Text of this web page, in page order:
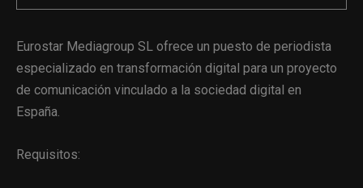
Eurostar Mediagroup SL ofrece un puesto de periodista
especializado en transformación digital para un proyecto
de comunicación vinculado a la sociedad digital en
España.
Requisitos: